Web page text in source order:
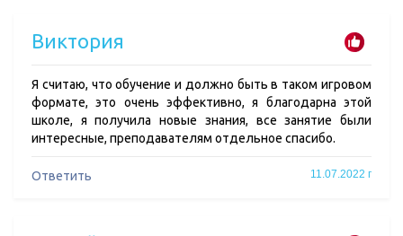
Виктория
Я считаю, что обучение и должно быть в таком игровом
формате, это очень эффективно, я благодарна этой
школе, я получила новые знания, все занятие были
интересные, преподавателям отдельное спасибо.
Ответить 11.07.2022 г